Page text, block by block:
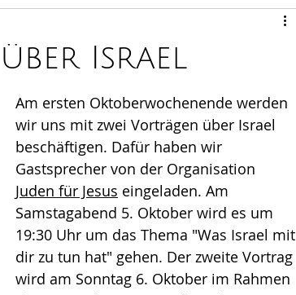
Israel
Am ersten Oktoberwochenende werden
wir uns mit zwei Vorträgen über Israel
beschäftigen. Dafür haben wir
Gastsprecher von der Organisation
Juden für Jesus eingeladen. Am
Samstagabend 5. Oktober wird es um
19:30 Uhr um das Thema "Was Israel mit
dir zu tun hat" gehen. Der zweite Vortrag
wird am Sonntag 6. Oktober im Rahmen